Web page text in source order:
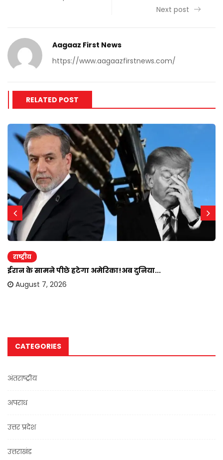
Next post
Aagaaz First News
https://www.aagaazfirstnews.com/
RELATED POST
राष्ट्रीय
ईरान के सामने पीछे हटेगा अमेरिका!अब दुनिया...
August 7, 2026
CATEGORIES
अंतराष्ट्रीय
अपराध
उत्तर प्रदेश
उत्तराखंड